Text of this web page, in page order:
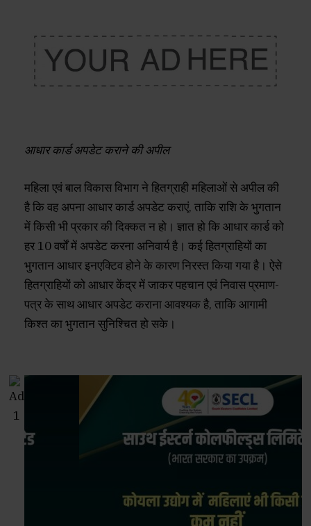
आधार कार्ड अपडेट कराने की अपील
महिला एवं बाल विकास विभाग ने हितग्राही महिलाओं से अपील की
है कि वह अपना आधार कार्ड अपडेट कराएं, ताकि राशि के भुगतान
में किसी भी प्रकार की दिक्कत न हो। ज्ञात हो कि आधार कार्ड को
हर 10 वर्षों में अपडेट करना अनिवार्य है। कई हितग्राहियों का
भुगतान आधार इनएक्टिव होने के कारण निरस्त किया गया है। ऐसे
हितग्राहियों को आधार केंद्र में जाकर पहचान एवं निवास प्रमाण-
पत्र के साथ आधार अपडेट कराना आवश्यक है, ताकि आगामी
किश्त का भुगतान सुनिश्चित हो सके।